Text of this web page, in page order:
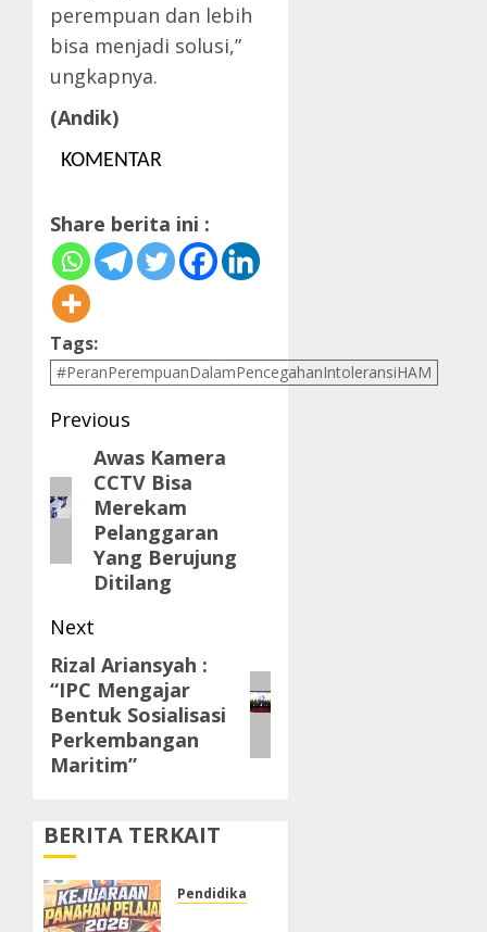
perempuan dan lebih
bisa menjadi solusi,”
ungkapnya.
(Andik)
KOMENTAR
Share berita ini :
Tags:
#PeranPerempuanDalamPencegahanIntoleransiHAM
Post
navigation
Previous
Previous
post:
Awas Kamera
CCTV Bisa
Merekam
Pelanggaran
Yang Berujung
Ditilang
Next
Next
post:
Rizal Ariansyah :
“IPC Mengajar
Bentuk Sosialisasi
Perkembangan
Maritim”
BERITA TERKAIT
Pendidikan & Budaya